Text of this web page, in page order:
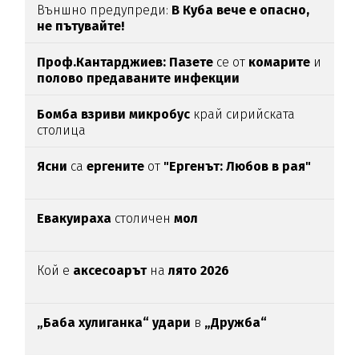
Външно предупреди: В Куба вече е опасно,
не пътувайте!
Проф.Кантарджиев: Пазете се от комарите и
полово предаваните инфекции
Бомба взриви микробус край сирийската
столица
Ясни са ергените от "Ергенът: Любов в рая"
Евакуираха столиченмол
Кой е аксесоарътналято 2026
„Баба хулиганка“ удари в „Дружба“